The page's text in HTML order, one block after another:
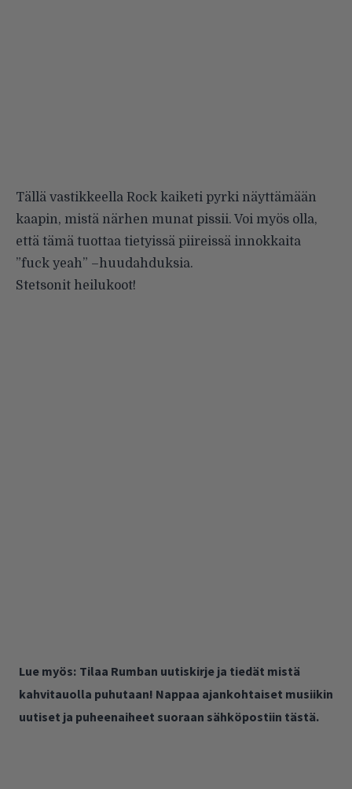
Tällä vastikkeella Rock kaiketi pyrki näyttämään
kaapin, mistä närhen munat pissii. Voi myös olla,
että tämä tuottaa tietyissä piireissä innokkaita
”fuck yeah” –huudahduksia.
Stetsonit heilukoot!
Lue myös: Tilaa Rumban uutiskirje ja tiedät mistä
kahvitauolla puhutaan! Nappaa ajankohtaiset musiikin
uutiset ja puheenaiheet suoraan sähköpostiin tästä.